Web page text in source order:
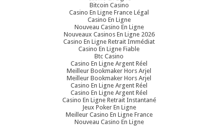
Bitcoin Casino
Casino En Ligne France Légal
Casino En Ligne
Nouveau Casino En Ligne
Nouveaux Casinos En Ligne 2026
Casino En Ligne Retrait Immédiat
Casino En Ligne Fiable
Btc Casino
Casino En Ligne Argent Réel
Meilleur Bookmaker Hors Arjel
Meilleur Bookmaker Hors Arjel
Casino En Ligne Argent Réel
Casino En Ligne Argent Réel
Casino En Ligne Retrait Instantané
Jeux Poker En Ligne
Meilleur Casino En Ligne France
Nouveau Casino En Ligne